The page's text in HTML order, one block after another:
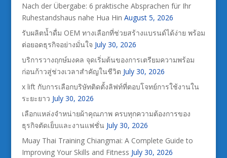
Nach der Übergabe: 6 praktische Absprachen für Ihr
Ruhestandshaus nahe Hua Hin August 5, 2026
รับผลิตน้ำดื่ม OEM ทางเลือกที่ช่วยสร้างแบรนด์ได้ง่าย พร้อม
ต่อยอดธุรกิจอย่างมั่นใจ July 30, 2026
บริการวางฤกษ์มงคล จุดเริ่มต้นของการเตรียมความพร้อม
ก่อนก้าวสู่ช่วงเวลาสำคัญในชีวิต July 30, 2026
x lift กับการเลือกบริษัทติดตั้งลิฟท์ที่ตอบโจทย์การใช้งานใน
ระยะยาว July 30, 2026
เลือกแหล่งจำหน่ายผ้าคุณภาพ ครบทุกความต้องการของ
ธุรกิจตัดเย็บและงานแฟชั่น July 30, 2026
Muay Thai Training Chiangmai: A Complete Guide to
Improving Your Skills and Fitness July 30, 2026